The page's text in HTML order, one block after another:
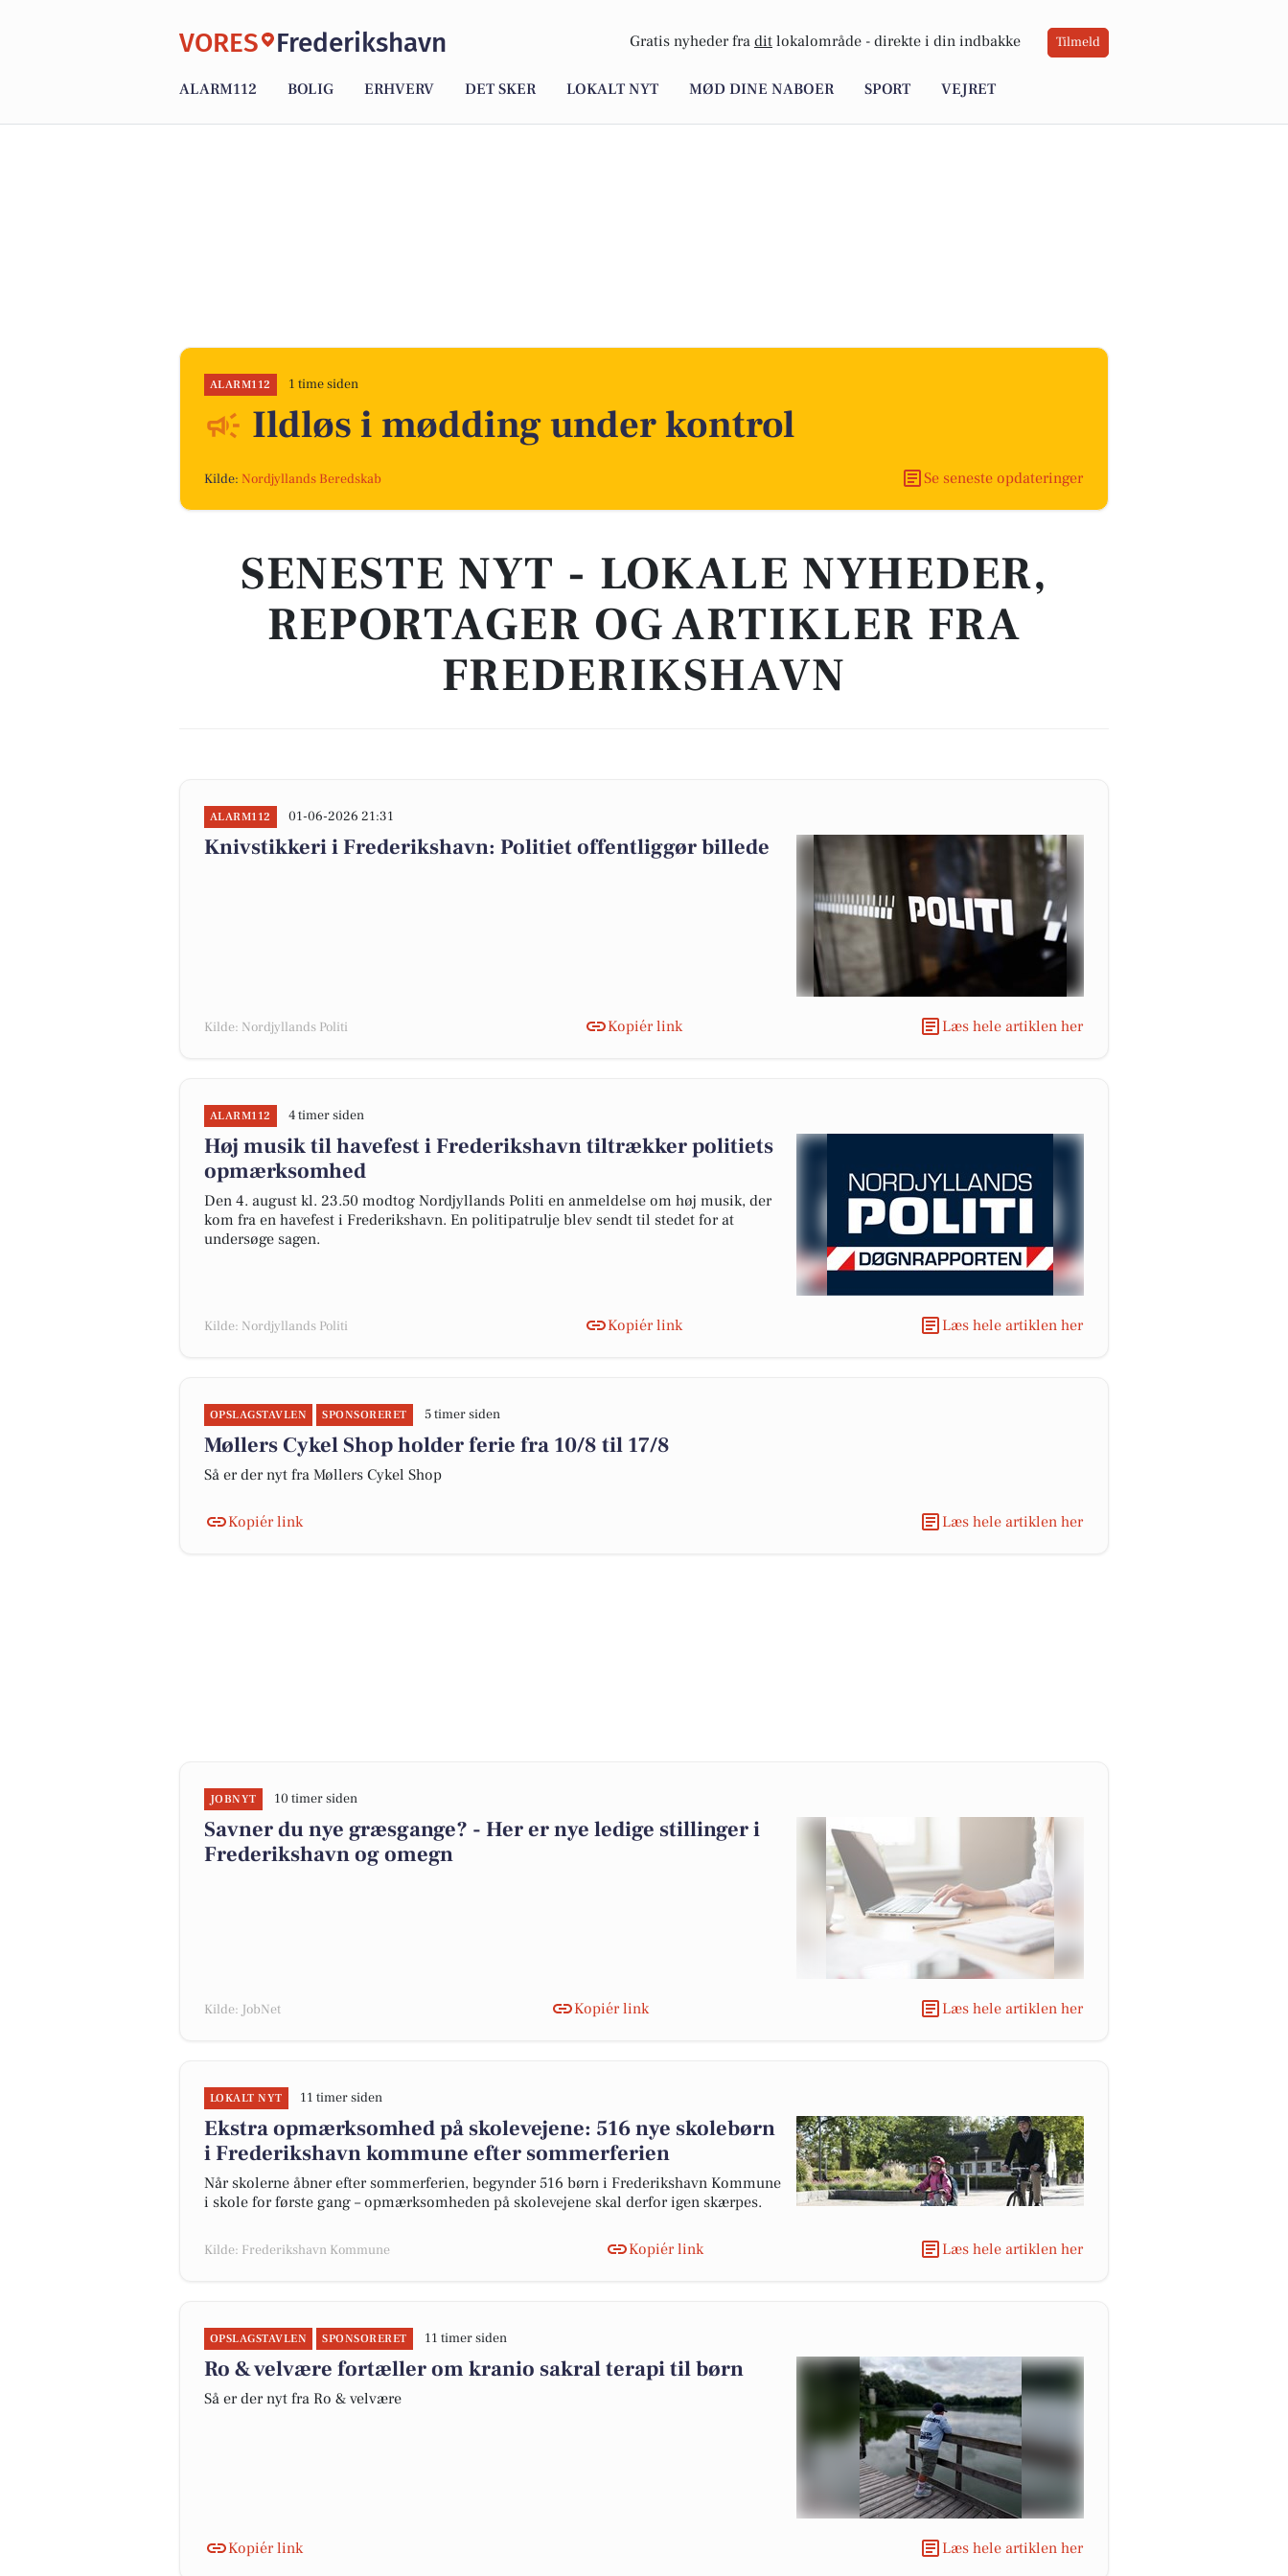
VORES Frederikshavn Gratis nyheder fra dit lokalområde - direkte i din indbakke Tilmeld
ALARM112 BOLIG ERHVERV DET SKER LOKALT NYT MØD DINE NABOER SPORT VEJRET
ALARM112 1 time siden
Ildløs i mødding under kontrol
Kilde: Nordjyllands Beredskab Se seneste opdateringer
SENESTE NYT - LOKALE NYHEDER,
REPORTAGER OG ARTIKLER FRA
FREDERIKSHAVN
ALARM112 01-06-2026 21:31
Knivstikkeri i Frederikshavn: Politiet offentliggør billede
Kilde: Nordjyllands Politi Kopiér link Læs hele artiklen her
ALARM112 4 timer siden
Høj musik til havefest i Frederikshavn tiltrækker politiets
opmærksomhed
Den 4. august kl. 23.50 modtog Nordjyllands Politi en anmeldelse om høj musik, der
kom fra en havefest i Frederikshavn. En politipatrulje blev sendt til stedet for at
undersøge sagen.
Kilde: Nordjyllands Politi Kopiér link Læs hele artiklen her
OPSLAGSTAVLEN SPONSORERET 5 timer siden
Møllers Cykel Shop holder ferie fra 10/8 til 17/8
Så er der nyt fra Møllers Cykel Shop
Kopiér link Læs hele artiklen her
JOBNYT 10 timer siden
Savner du nye græsgange? - Her er nye ledige stillinger i
Frederikshavn og omegn
Kilde: JobNet Kopiér link Læs hele artiklen her
LOKALT NYT 11 timer siden
Ekstra opmærksomhed på skolevejene: 516 nye skolebørn
i Frederikshavn kommune efter sommerferien
Når skolerne åbner efter sommerferien, begynder 516 børn i Frederikshavn Kommune
i skole for første gang – opmærksomheden på skolevejene skal derfor igen skærpes.
Kilde: Frederikshavn Kommune Kopiér link Læs hele artiklen her
OPSLAGSTAVLEN SPONSORERET 11 timer siden
Ro & velvære fortæller om kranio sakral terapi til børn
Så er der nyt fra Ro & velvære
Kopiér link Læs hele artiklen her